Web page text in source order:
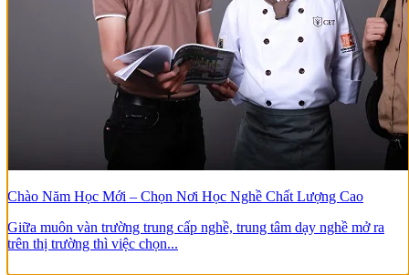
Chào Năm Học Mới – Chọn Nơi Học Nghề Chất Lượng Cao
Giữa muôn vàn trường trung cấp nghề, trung tâm dạy nghề mở ra
trên thị trường thì việc chọn...